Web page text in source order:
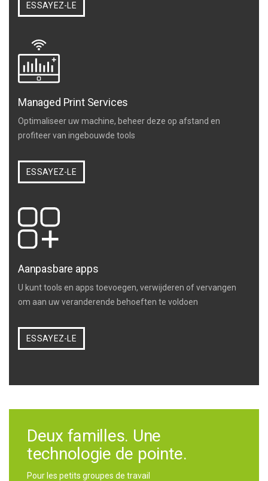
ESSAYEZ-LE
Managed Print Services
Optimaliseer uw machine, beheer deze op afstand en
profiteer van ingebouwde tools
ESSAYEZ-LE
Aanpasbare apps
U kunt tools en apps toevoegen, verwijderen of vervangen
om aan uw veranderende behoeften te voldoen
ESSAYEZ-LE
Deux familles. Une
technologie de pointe.
Pour les petits groupes de travail